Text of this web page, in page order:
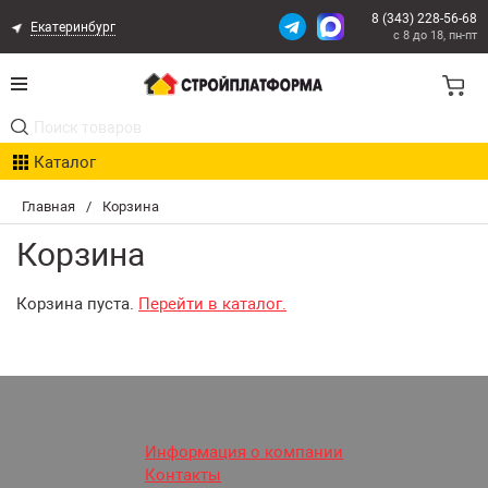
Главная / Корзина
Корзина
Корзина пуста. Перейти в каталог.
Екатеринбург
8 (343) 228-56-68
с 8 до 18, пн-пт
Каталог
Акции
Расчет доставки
Организациям
Оплата и ДоставкаИнформация о компании
Контакты